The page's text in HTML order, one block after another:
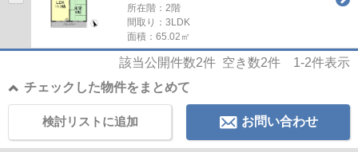
所在階：2階
間取り：3LDK
面積：65.02㎡
該当公開件数2件 空き数2件 1-2件表示
チェックした物件をまとめて
お問い合わせ
検討リストに追加